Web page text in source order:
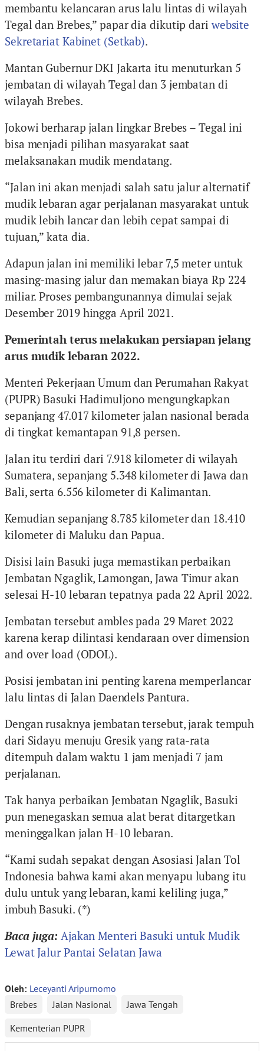
membantu kelancaran arus lalu lintas di wilayah
Tegal dan Brebes,” papar dia dikutip dari website
Sekretariat Kabinet (Setkab).
Mantan Gubernur DKI Jakarta itu menuturkan 5
jembatan di wilayah Tegal dan 3 jembatan di
wilayah Brebes.
Jokowi berharap jalan lingkar Brebes – Tegal ini
bisa menjadi pilihan masyarakat saat
melaksanakan mudik mendatang.
“Jalan ini akan menjadi salah satu jalur alternatif
mudik lebaran agar perjalanan masyarakat untuk
mudik lebih lancar dan lebih cepat sampai di
tujuan,” kata dia.
Adapun jalan ini memiliki lebar 7,5 meter untuk
masing-masing jalur dan memakan biaya Rp 224
miliar. Proses pembangunannya dimulai sejak
Desember 2019 hingga April 2021.
Pemerintah terus melakukan persiapan jelang
arus mudik lebaran 2022.
Menteri Pekerjaan Umum dan Perumahan Rakyat
(PUPR) Basuki Hadimuljono mengungkapkan
sepanjang 47.017 kilometer jalan nasional berada
di tingkat kemantapan 91,8 persen.
Jalan itu terdiri dari 7.918 kilometer di wilayah
Sumatera, sepanjang 5.348 kilometer di Jawa dan
Bali, serta 6.556 kilometer di Kalimantan.
Kemudian sepanjang 8.785 kilometer dan 18.410
kilometer di Maluku dan Papua.
Disisi lain Basuki juga memastikan perbaikan
Jembatan Ngaglik, Lamongan, Jawa Timur akan
selesai H-10 lebaran tepatnya pada 22 April 2022.
Jembatan tersebut ambles pada 29 Maret 2022
karena kerap dilintasi kendaraan over dimension
and over load (ODOL).
Posisi jembatan ini penting karena memperlancar
lalu lintas di Jalan Daendels Pantura.
Dengan rusaknya jembatan tersebut, jarak tempuh
dari Sidayu menuju Gresik yang rata-rata
ditempuh dalam waktu 1 jam menjadi 7 jam
perjalanan.
Tak hanya perbaikan Jembatan Ngaglik, Basuki
pun menegaskan semua alat berat ditargetkan
meninggalkan jalan H-10 lebaran.
“Kami sudah sepakat dengan Asosiasi Jalan Tol
Indonesia bahwa kami akan menyapu lubang itu
dulu untuk yang lebaran, kami keliling juga,”
imbuh Basuki. (*)
Baca juga: Ajakan Menteri Basuki untuk Mudik
Lewat Jalur Pantai Selatan Jawa
Oleh: Leceyanti Aripurnomo
Brebes
Jalan Nasional
Jawa Tengah
Kementerian PUPR